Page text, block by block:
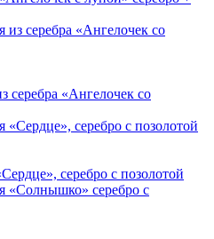
серебра «Ангелочек со
серебро с позолотой